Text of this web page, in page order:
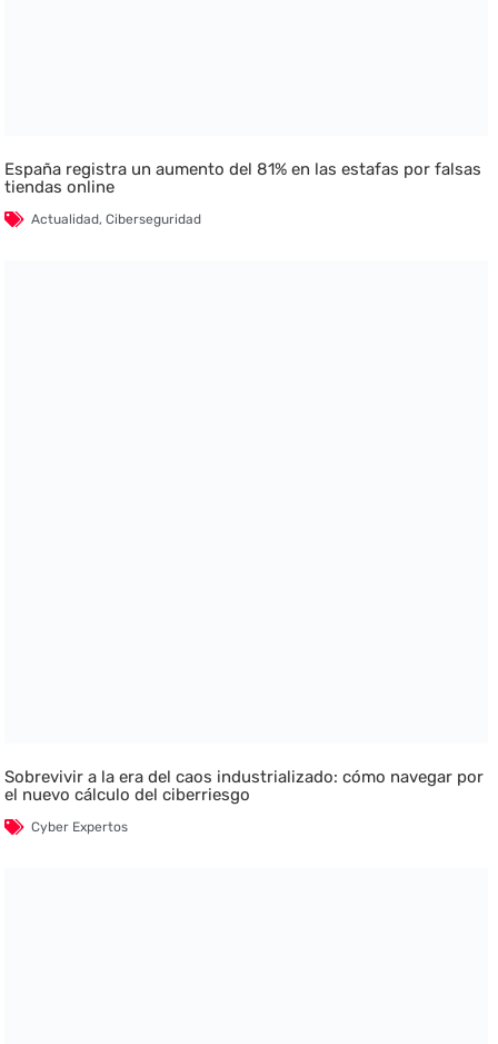
España registra un aumento del 81% en las estafas por falsas
tiendas online
Actualidad,Ciberseguridad
Sobrevivir a la era del caos industrializado: cómo navegar por
el nuevo cálculo del ciberriesgo
Cyber Expertos